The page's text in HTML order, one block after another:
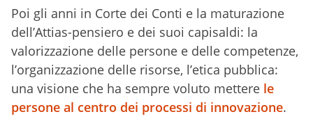
Poi gli anni in Corte dei Conti e la maturazione
dell’Attias-pensiero e dei suoi capisaldi: la
valorizzazione delle persone e delle competenze,
l’organizzazione delle risorse, l’etica pubblica:
una visione che ha sempre voluto mettere le
persone al centro dei processi di innovazione.